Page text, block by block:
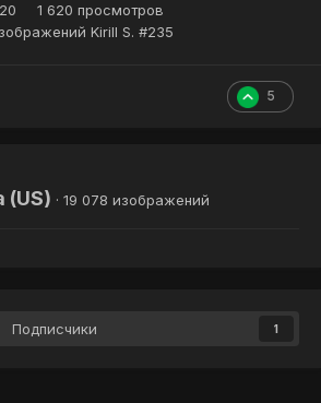
1 620 просмотров
Kirill S. #235
5
(US) · 19 078 изображений
Подписчики 1